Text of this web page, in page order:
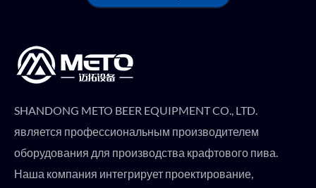
SHANDONG METO BEER EQUIPMENT CO., LTD.
является профессиональным производителем
оборудования для производства крафтового пива.
Наша компания интегрирует проектирование,